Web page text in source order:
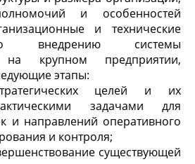
и особенностей
и технические
внедрению системы
на крупном предприятии,
этапы:
целей и их
задачами для
и направлений оперативного
и контроля;
существующей